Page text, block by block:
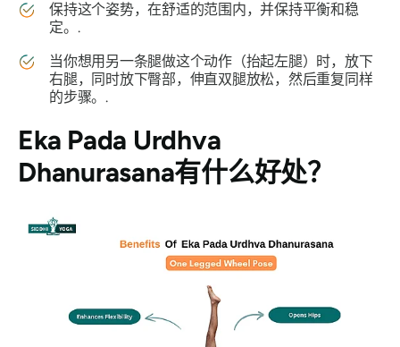
保持这个姿势，在舒适的范围内，并保持平衡和稳
定。.
当你想用另一条腿做这个动作（抬起左腿）时，放下
右腿，同时放下臀部，伸直双腿放松，然后重复同样
的步骤。.
Eka Pada Urdhva
Dhanurasana有什么好处？